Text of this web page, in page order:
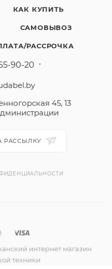
КАК КУПИТЬ
САМОВЫВОЗ
РАССРОЧКА
90-20
45, 13
РАССЫЛКУ
интернет магазин
техники